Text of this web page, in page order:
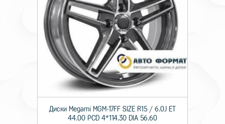
Диски Megami MGM-17FF SIZE R15 / 6.0J ET
44.00 PCD 4*114.30 DIA 56.60